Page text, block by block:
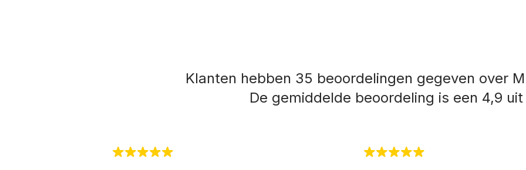
Klanten hebben 35 beoordelingen gegeven over
De gemiddelde beoordeling is een 4,9